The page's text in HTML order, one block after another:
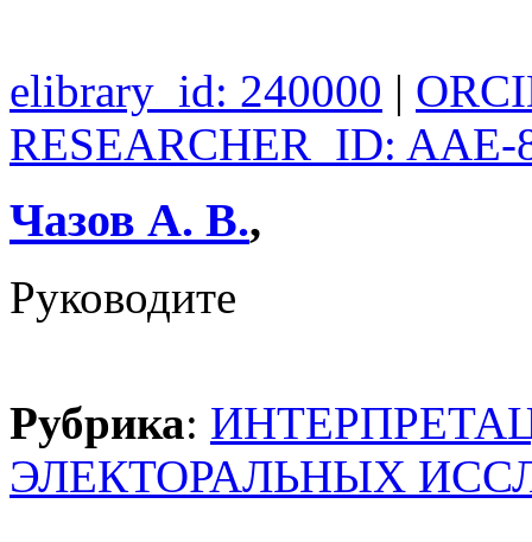
elibrary_id: 240000 |
RESEARCHER_ID: AAE-
Чазов А. В.,
Руководите
Рубрика:
ЭЛЕКТОРАЛЬНЫХ